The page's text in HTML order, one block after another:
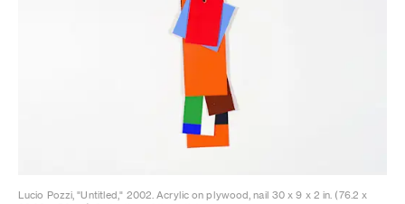
Lucio Pozzi, "Untitled," 2002. Acrylic on plywood, nail 30 x 9 x 2 in. (76.2 x